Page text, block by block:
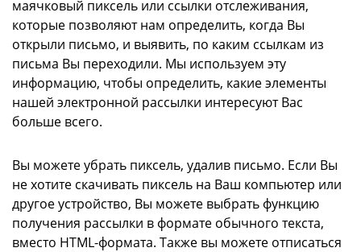
маячковый пиксель или ссылки отслеживания,
которые позволяют нам определить, когда Вы
открыли письмо, и выявить, по каким ссылкам из
письма Вы переходили. Мы используем эту
информацию, чтобы определить, какие элементы
нашей электронной рассылки интересуют Вас
больше всего.
Вы можете убрать пиксель, удалив письмо. Если Вы
не хотите скачивать пиксель на Ваш компьютер или
другое устройство, Вы можете выбрать функцию
получения рассылки в формате обычного текста,
вместо HTML-формата. Также вы можете отписаться